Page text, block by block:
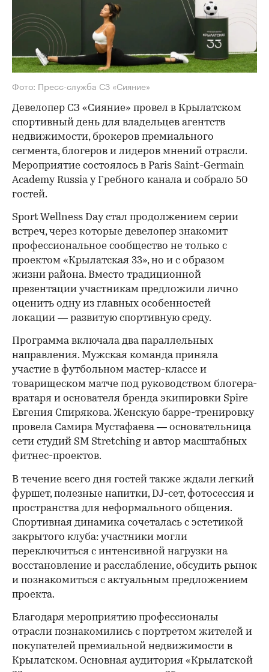
Фото: Пресс-служба СЗ «Сияние»
Девелопер СЗ «Сияние» провел в Крылатском
спортивный день для владельцев агентств
недвижимости, брокеров премиального
сегмента, блогеров и лидеров мнений отрасли.
Мероприятие состоялось в Paris Saint-Germain
Academy Russia у Гребного канала и собрало 50
гостей.
Sport Wellness Day стал продолжением серии
встреч, через которые девелопер знакомит
профессиональное сообщество не только с
проектом «Крылатская 33», но и с образом
жизни района. Вместо традиционной
презентации участникам предложили лично
оценить одну из главных особенностей
локации — развитую спортивную среду.
Программа включала два параллельных
направления. Мужская команда приняла
участие в футбольном мастер-классе и
товарищеском матче под руководством блогера-
вратаря и основателя бренда экипировки Spire
Евгения Спирякова. Женскую барре-тренировку
провела Самира Мустафаева — основательница
сети студий SM Stretching и автор масштабных
фитнес-проектов.
В течение всего дня гостей также ждали легкий
фуршет, полезные напитки, DJ-сет, фотосессия и
пространства для неформального общения.
Спортивная динамика сочеталась с эстетикой
закрытого клуба: участники могли
переключиться с интенсивной нагрузки на
восстановление и расслабление, обсудить рынок
и познакомиться с актуальным предложением
проекта.
Благодаря мероприятию профессионалы
отрасли познакомились с портретом жителей и
покупателей премиальной недвижимости в
Крылатском. Основная аудитория «Крылатской